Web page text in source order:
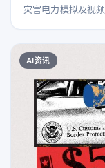
灾害电力模拟及视
AI资讯